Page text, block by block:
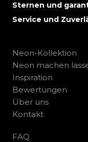
Sternen und
Service und
Neon-Kollektion
Neon machen
Inspiration
Bewertungen
Über uns
Kontakt
FAQ